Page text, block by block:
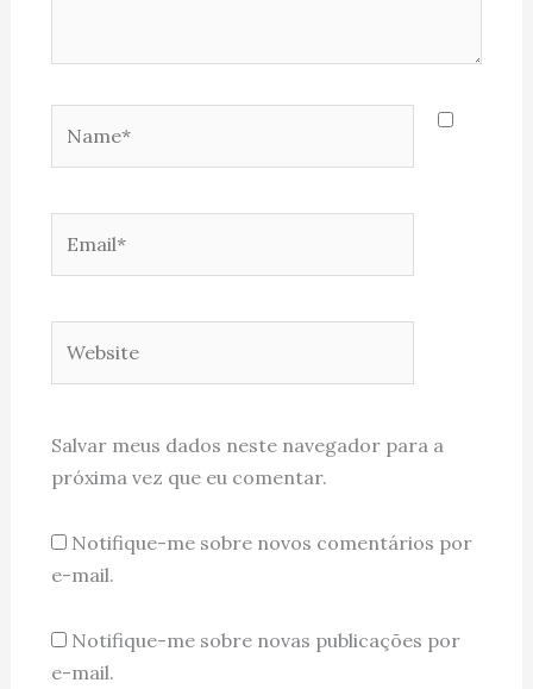
Salvar meus dados neste navegador para a
próxima vez que eu comentar.
Notifique-me sobre novos comentários por
e-mail.
Notifique-me sobre novas publicações por
e-mail.